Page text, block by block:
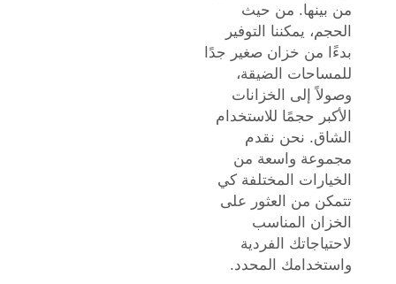
من بينها. من حيث
الحجم، يمكننا التوفير
بدءًا من خزان صغير جدًا
للمساحات الضيقة،
وصولاً إلى الخزانات
الأكبر حجمًا للاستخدام
الشاق. نحن نقدم
مجموعة واسعة من
الخيارات المختلفة كي
تتمكن من العثور على
الخزان المناسب
لاحتياجاتك الفردية
واستخدامك المحدد.